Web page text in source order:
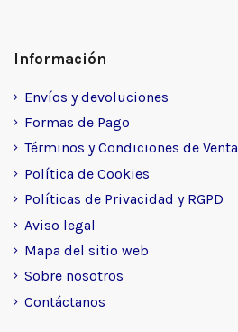
Información
Envíos y devoluciones
Formas de Pago
Términos y Condiciones de Venta
Política de Cookies
Políticas de Privacidad y RGPD
Aviso legal
Mapa del sitio web
Sobre nosotros
Contáctanos